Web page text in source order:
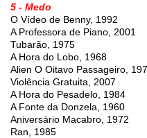
5 - Medo
O Vídeo de Benny, 1992
A Professora de Piano, 2001
Tubarão, 1975
A Hora do Lobo, 1968
Alien O Oitavo Passageiro,
Violência Gratuita, 2007
A Hora do Pesadelo, 1984
A Fonte da Donzela, 1960
Aniversário Macabro, 1972
Ran, 1985